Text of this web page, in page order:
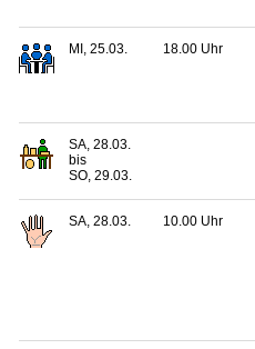
MI, 25.03. 18.00 Uhr
SA, 28.03.
bis
SO, 29.03.
SA, 28.03. 10.00 Uhr